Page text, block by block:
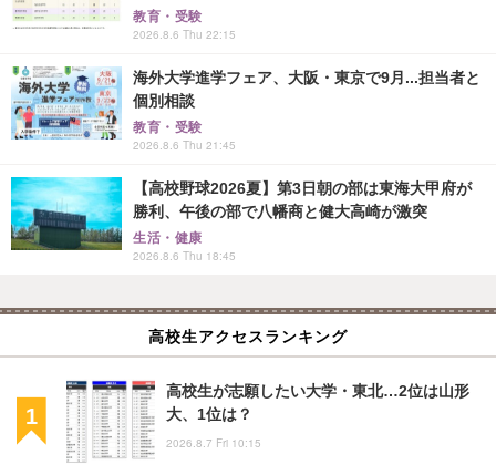
教育・受験
2026.8.6 Thu 22:15
海外大学進学フェア、大阪・東京で9月...担当者と
個別相談
教育・受験
2026.8.6 Thu 21:45
【高校野球2026夏】第3日朝の部は東海大甲府が
勝利、午後の部で八幡商と健大高崎が激突
生活・健康
2026.8.6 Thu 18:45
高校生アクセスランキング
高校生が志願したい大学・東北…2位は山形
大、1位は？
2026.8.7 Fri 10:15